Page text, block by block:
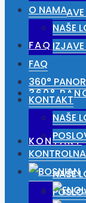
FAQ
360°
KONTAKT
NAŠE
O NAMA
NAŠE
FAQ
360°
KONTAKT
NAŠE